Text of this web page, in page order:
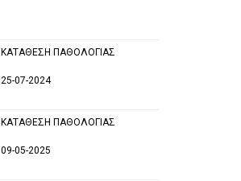
ΚΑΤΑΘΕΣΗ ΠΑΘΟΛΟΓΙΑΣ
25-07-2024
ΚΑΤΑΘΕΣΗ ΠΑΘΟΛΟΓΙΑΣ
09-05-2025